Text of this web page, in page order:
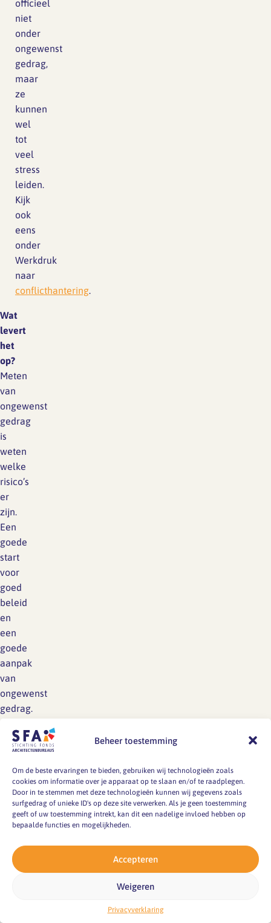
Beheer toestemming
Om de beste ervaringen te bieden, gebruiken wij technologieën zoals
cookies om informatie over je apparaat op te slaan en/of te raadplegen.
Door in te stemmen met deze technologieën kunnen wij gegevens zoals
surfgedrag of unieke ID's op deze site verwerken. Als je geen toestemming
geeft of uw toestemming intrekt, kan dit een nadelige invloed hebben op
bepaalde functies en mogelijkheden.
Accepteren
Weigeren
Privacyverklaring
officieel
niet
onder
ongewenst
gedrag,
maar
ze
kunnen
wel
tot
veel
stress
leiden.
Kijk
ook
eens
onder
Werkdruk
naar
conflicthantering.
Wat
levert
het
op?
Meten
van
ongewenst
gedrag
is
weten
welke
risico’s
er
zijn.
Een
goede
start
voor
goed
beleid
en
een
goede
aanpak
van
ongewenst
gedrag.
Adres
NDSM-Kade 7
1033 PG